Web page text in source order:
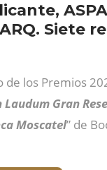
Siete
los Premios
Gran
Moscatel” de